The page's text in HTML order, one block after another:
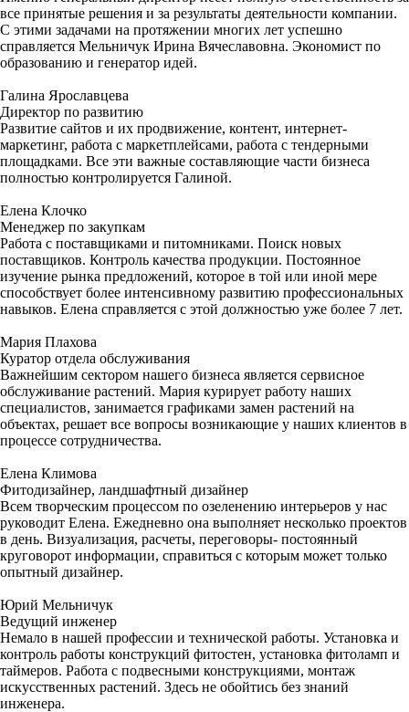
все принятые решения и за результаты деятельности компании.
С этими задачами на протяжении многих лет успешно
справляется Мельничук Ирина Вячеславовна. Экономист по
образованию и генератор идей.
Галина Ярославцева
Директор по развитию
Развитие сайтов и их продвижение, контент, интернет-
маркетинг, работа с маркетплейсами, работа с тендерными
площадками. Все эти важные составляющие части бизнеса
полностью контролируется Галиной.
Елена Клочко
Менеджер по закупкам
Работа с поставщиками и питомниками. Поиск новых
поставщиков. Контроль качества продукции. Постоянное
изучение рынка предложений, которое в той или иной мере
способствует более интенсивному развитию профессиональных
навыков. Елена справляется с этой должностью уже более 7 лет.
Мария Плахова
Куратор отдела обслуживания
Важнейшим сектором нашего бизнеса является сервисное
обслуживание растений. Мария курирует работу наших
специалистов, занимается графиками замен растений на
объектах, решает все вопросы возникающие у наших клиентов в
процессе сотрудничества.
Елена Климова
Фитодизайнер, ландшафтный дизайнер
Всем творческим процессом по озеленению интерьеров у нас
руководит Елена. Ежедневно она выполняет несколько проектов
в день. Визуализация, расчеты, переговоры- постоянный
круговорот информации, справиться с которым может только
опытный дизайнер.
Юрий Мельничук
Ведущий инженер
Немало в нашей профессии и технической работы. Установка и
контроль работы конструкций фитостен, установка фитоламп и
таймеров. Работа с подвесными конструкциями, монтаж
искусственных растений. Здесь не обойтись без знаний
инженера.